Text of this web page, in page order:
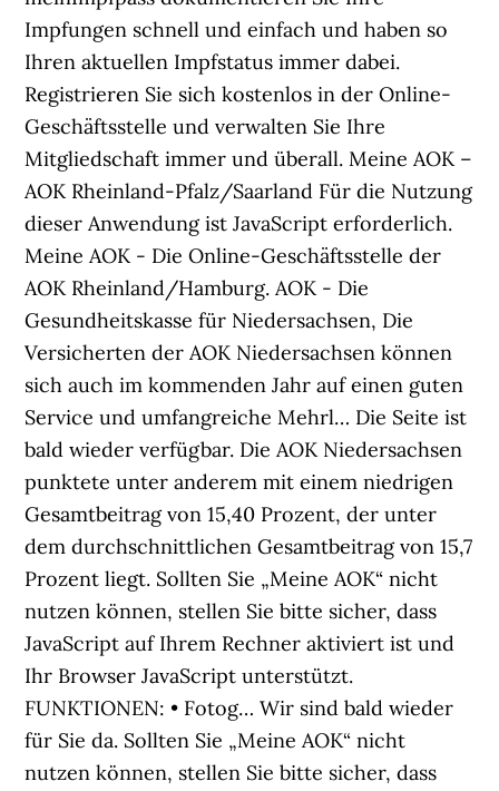
Impfungen schnell und einfach und haben so
Ihren aktuellen Impfstatus immer dabei.
Registrieren Sie sich kostenlos in der Online-
Geschäftsstelle und verwalten Sie Ihre
Mitgliedschaft immer und überall. Meine AOK –
AOK Rheinland-Pfalz/Saarland Für die Nutzung
dieser Anwendung ist JavaScript erforderlich.
Meine AOK - Die Online-Geschäftsstelle der
AOK Rheinland/Hamburg. AOK - Die
Gesundheitskasse für Niedersachsen, Die
Versicherten der AOK Niedersachsen können
sich auch im kommenden Jahr auf einen guten
Service und umfangreiche Mehrl… Die Seite ist
bald wieder verfügbar. Die AOK Niedersachsen
punktete unter anderem mit einem niedrigen
Gesamtbeitrag von 15,40 Prozent, der unter
dem durchschnittlichen Gesamtbeitrag von 15,7
Prozent liegt. Sollten Sie „Meine AOK“ nicht
nutzen können, stellen Sie bitte sicher, dass
JavaScript auf Ihrem Rechner aktiviert ist und
Ihr Browser JavaScript unterstützt.
FUNKTIONEN: • Fotog… Wir sind bald wieder
für Sie da. Sollten Sie „Meine AOK“ nicht
nutzen können, stellen Sie bitte sicher, dass